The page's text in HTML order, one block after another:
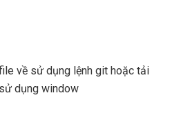
về sử dụng lệnh git hoặc tải
dụng window